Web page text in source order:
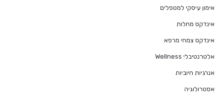
אימון עיסקי למטפלים
אינדקס מחלות
אינדקס צמחי מרפא
אלטרנטיבלי Wellness
אנרגיות חיוביות
אסטרולוגיה